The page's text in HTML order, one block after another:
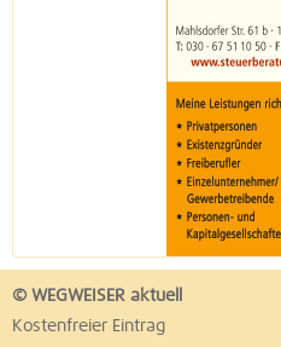
© WEGWEISER aktuell
Kostenfreier Eintrag